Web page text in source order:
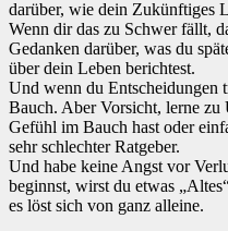
darüber, wie dein Zukünftiges
Wenn dir das zu Schwer fällt,
Gedanken darüber, was du
über dein Leben berichtest.
Und wenn du Entscheidungen
Bauch. Aber Vorsicht, lerne zu
Gefühl im Bauch hast oder
sehr schlechter Ratgeber.
Und habe keine Angst vor
beginnst, wirst du etwas
es löst sich von ganz alleine.